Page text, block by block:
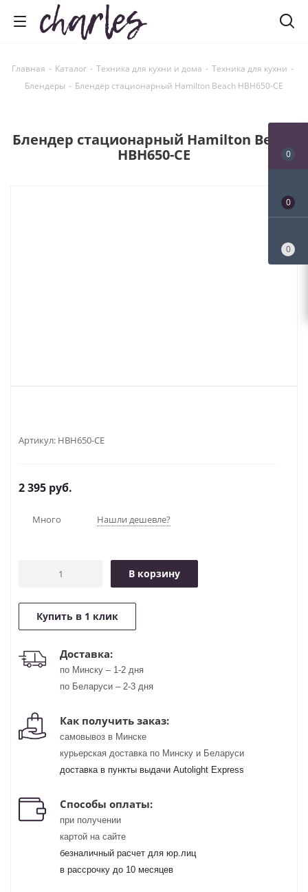
Главная - Каталог - Техника для кухни и дома - Техника для кухни -
Блендеры - Блендер стационарный Hamilton Beach HBH650-CЕ
Блендер стационарный Hamilton Beach
HBH650-CЕ
Артикул: HBH650-СЕ
2 395 руб.
Много Нашли дешевле?
В корзину
Купить в 1 клик
Доставка:
по Минску – 1-2 дня
по Беларуси – 2-3 дня
Как получить заказ:
самовывоз в Минске
курьерская доставка по Минску и Беларуси
доставка в пункты выдачи Autolight Express
Способы оплаты:
при получении
картой на сайте
безналичный расчет для юр.лиц
в рассрочку до 10 месяцев
0
0
0